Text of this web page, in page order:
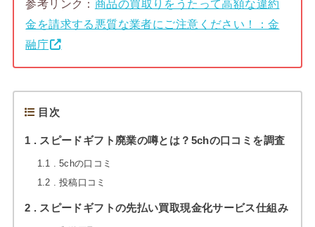
参考リンク： 商品の買取りをうたって高額な違約
金を請求する悪質な業者にご注意ください！：金
融庁
目次
1 スピードギフト廃業の噂とは？5chの口コミを調査
1.1
5chの口コミ
1.2
投稿口コミ
2 スピードギフトの先払い買取現金化サービス仕組み